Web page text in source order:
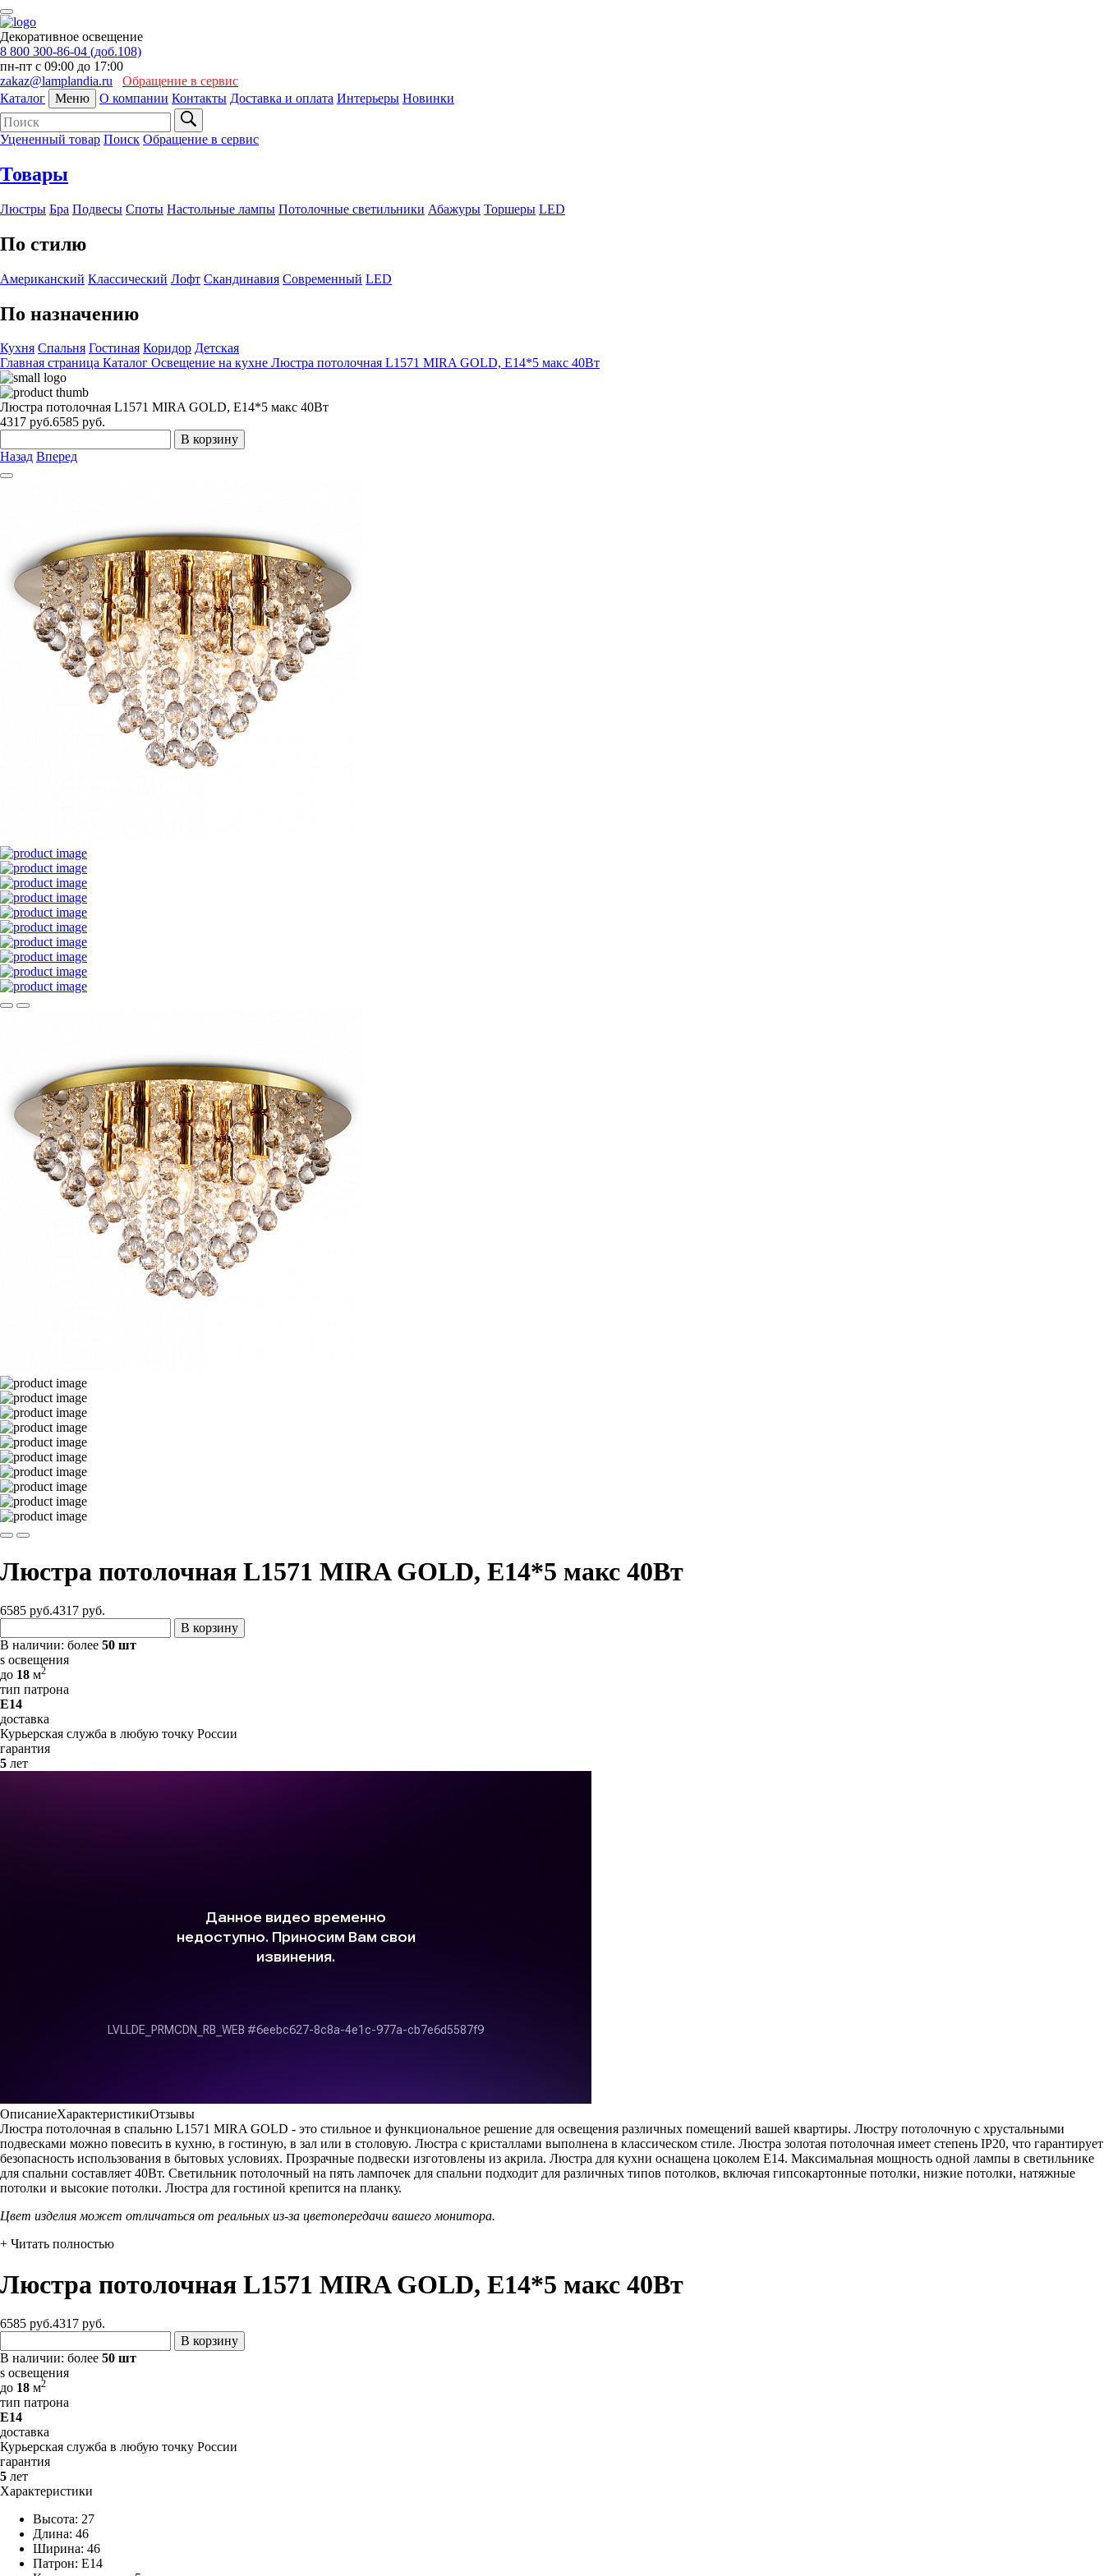
Декоративное освещение
8 800 300-86-04 (доб.108)
пн-пт с 09:00 до 17:00
zakaz@lamplandia.ru
Обращение в сервис
Каталог
Меню О компании Контакты Доставка и оплата Интерьеры Новинки
Уцененный товар Поиск Обращение в сервис
Товары
Люстры Бра Подвесы Споты Настольные лампы Потолочные светильники Абажуры Торшеры LED
По стилю
Американский Классический Лофт Скандинавия Современный LED
По назначению
Кухня Спальня Гостиная Коридор Детская
Главная страница Каталог Освещение на кухне Люстра потолочная L1571 MIRA GOLD, E14*5 макс 40Вт
Люстра потолочная L1571 MIRA GOLD, E14*5 макс 40Вт
4317 руб.6585 руб.
В корзину
Назад Вперед
Люстра потолочная L1571 MIRA GOLD, E14*5 макс 40Вт
6585 руб.4317 руб.
В корзину
В наличии: более 50 шт
s освещения
до 18 м2
тип патрона
E14
доставка
Курьерская служба в любую точку России
гарантия
5 лет
ОписаниеХарактеристикиОтзывы
Люстра потолочная в спальню L1571 MIRA GOLD - это стильное и функциональное решение для освещения различных помещений вашей квартиры. Люстру потолочную с хрустальными
подвесками можно повесить в кухню, в гостиную, в зал или в столовую. Люстра с кристаллами выполнена в классическом стиле. Люстра золотая потолочная имеет степень IP20, что гарантирует
безопасность использования в бытовых условиях. Прозрачные подвески изготовлены из акрила. Люстра для кухни оснащена цоколем Е14. Максимальная мощность одной лампы в светильнике
для спальни составляет 40Вт. Светильник потолочный на пять лампочек для спальни подходит для различных типов потолков, включая гипсокартонные потолки, низкие потолки, натяжные
потолки и высокие потолки. Люстра для гостиной крепится на планку.
Цвет изделия может отличаться от реальных из-за цветопередачи вашего монитора.
+ Читать полностью
Люстра потолочная L1571 MIRA GOLD, E14*5 макс 40Вт
6585 руб.4317 руб.
В корзину
В наличии: более 50 шт
s освещения
до 18 м2
тип патрона
E14
доставка
Курьерская служба в любую точку России
гарантия
5 лет
Характеристики
Высота: 27
Длина: 46
Ширина: 46
Патрон: E14